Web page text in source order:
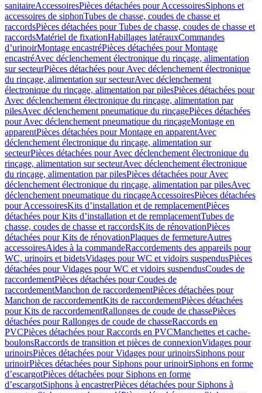
sanitaireAccessoiresPièces détachées pour AccessoiresSiphons et
accessoires de siphonTubes de chasse, coudes de chasse et
raccordsPièces détachées pour Tubes de chasse, coudes de chasse et
raccordsMatériel de fixationHabillages latérauxCommandes
dʼurinoirMontage encastréPièces détachées pour Montage
encastréAvec déclenchement électronique du rinçage, alimentation
sur secteurPièces détachées pour Avec déclenchement électronique
du rinçage, alimentation sur secteurAvec déclenchement
électronique du rinçage, alimentation par pilesPièces détachées pour
Avec déclenchement électronique du rinçage, alimentation par
pilesAvec déclenchement pneumatique du rinçagePièces détachées
pour Avec déclenchement pneumatique du rinçageMontage en
apparentPièces détachées pour Montage en apparentAvec
déclenchement électronique du rinçage, alimentation sur
secteurPièces détachées pour Avec déclenchement électronique du
rinçage, alimentation sur secteurAvec déclenchement électronique
du rinçage, alimentation par pilesPièces détachées pour Avec
déclenchement électronique du rinçage, alimentation par pilesAvec
déclenchement pneumatique du rinçageAccessoiresPièces détachées
pour AccessoiresKits d’installation et de remplacementPièces
détachées pour Kits d’installation et de remplacementTubes de
chasse, coudes de chasse et raccordsKits de rénovationPièces
détachées pour Kits de rénovationPlaques de fermetureAutres
accessoiresAides à la commandeRaccordements des appareils pour
WC, urinoirs et bidetsVidages pour WC et vidoirs suspendusPièces
détachées pour Vidages pour WC et vidoirs suspendusCoudes de
raccordementPièces détachées pour Coudes de
raccordementManchon de raccordementPièces détachées pour
Manchon de raccordementKits de raccordementPièces détachées
pour Kits de raccordementRallonges de coude de chassePièces
détachées pour Rallonges de coude de chasseRaccords en
PVCPièces détachées pour Raccords en PVCManchettes et cache-
boulonsRaccords de transition et pièces de connexionVidages pour
urinoirsPièces détachées pour Vidages pour urinoirsSiphons pour
urinoirPièces détachées pour Siphons pour urinoirSiphons en forme
d’escargotPièces détachées pour Siphons en forme
d’escargotSiphons à encastrerPièces détachées pour Siphons à